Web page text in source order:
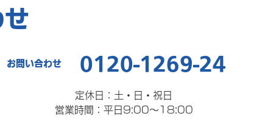
お問い合わせ 0120-1269-24
定休日：土・日・祝日
営業時間：平日9:00～18:00